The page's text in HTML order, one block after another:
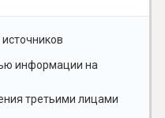
информации на
третьими лицами